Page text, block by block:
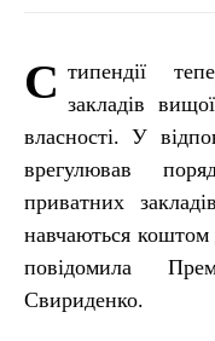
С типендії
закладів
власності. У
врегулював
приватних
навчаються
повідомила
Свириденко.